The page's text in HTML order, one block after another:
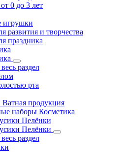
0 до 3 лет
игрушки
развития и творчества
праздника
раздел
рта
продукция
наборы Косметика
Пелёнки
Пелёнки
раздел